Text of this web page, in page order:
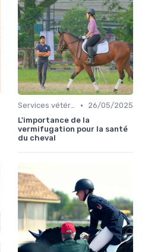
Services vétérinaires •
26/05/2025
L'importance de la
vermifugation pour la santé
du cheval